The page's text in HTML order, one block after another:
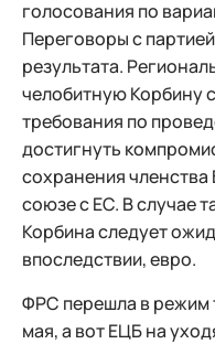
голосования по
Переговоры с
результата.
челобитную Корбину
требования по
достигнуть
сохранения
союзе с ЕС. В случае
Корбина следует
впоследствии, евро.
ФРС перешла в режим
мая, а вот ЕЦБ на